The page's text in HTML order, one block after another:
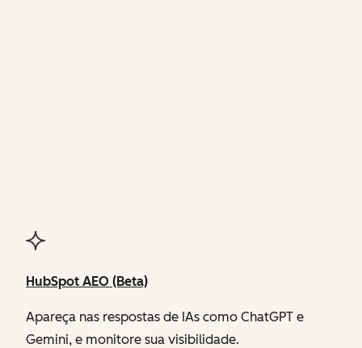
HubSpot AEO (Beta)
Apareça nas respostas de IAs como ChatGPT e
Gemini, e monitore sua visibilidade.